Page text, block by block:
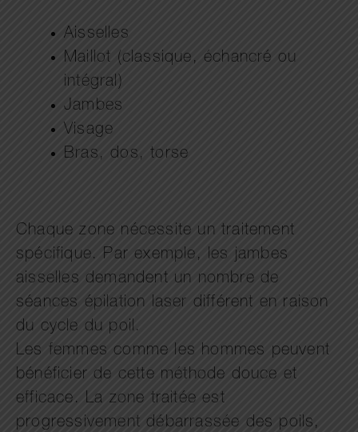
Aisselles
Maillot (classique, échancré ou
intégral)
Jambes
Visage
Bras, dos, torse
Chaque zone nécessite un traitement
spécifique. Par exemple, les jambes
aisselles demandent un nombre de
séances épilation laser différent en raison
du cycle du poil.
Les femmes comme les hommes peuvent
bénéficier de cette méthode douce et
efficace. La zone traitée est
progressivement débarrassée des poils,